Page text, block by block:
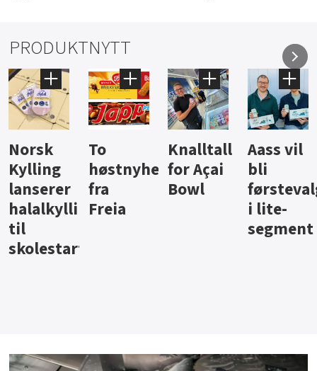
PRODUKTNYTT
Knalltall
for Açai
Bowl
Aass vil
bli
førstevalg
i lite-
Brus og
jus fra
Berentsen
Hard
iste fra
Hansa